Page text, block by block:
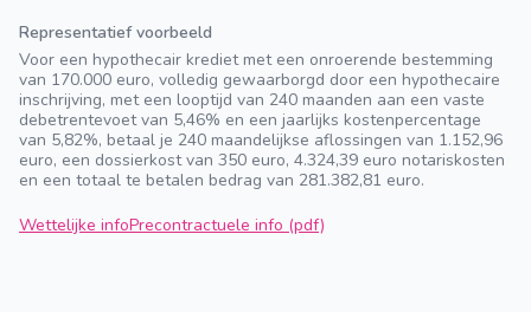
Representatief voorbeeld
Voor een hypothecair krediet met een onroerende bestemming
van 170.000 euro, volledig gewaarborgd door een hypothecaire
inschrijving, met een looptijd van 240 maanden aan een vaste
debetrentevoet van 5,46% en een jaarlijks kostenpercentage
van 5,82%, betaal je 240 maandelijkse aflossingen van 1.152,96
euro, een dossierkost van 350 euro, 4.324,39 euro notariskosten
en een totaal te betalen bedrag van 281.382,81 euro.
Wettelijke infoPrecontractuele info (pdf)